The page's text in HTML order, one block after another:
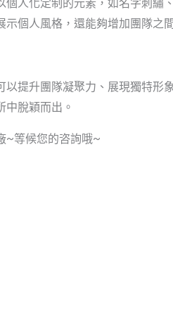
人化定制的元素，如名字刺繡
個人風格，還能夠增加團隊之
提升團隊凝聚力、展現獨特形
脫穎而出。
~等候您的咨詢哦~